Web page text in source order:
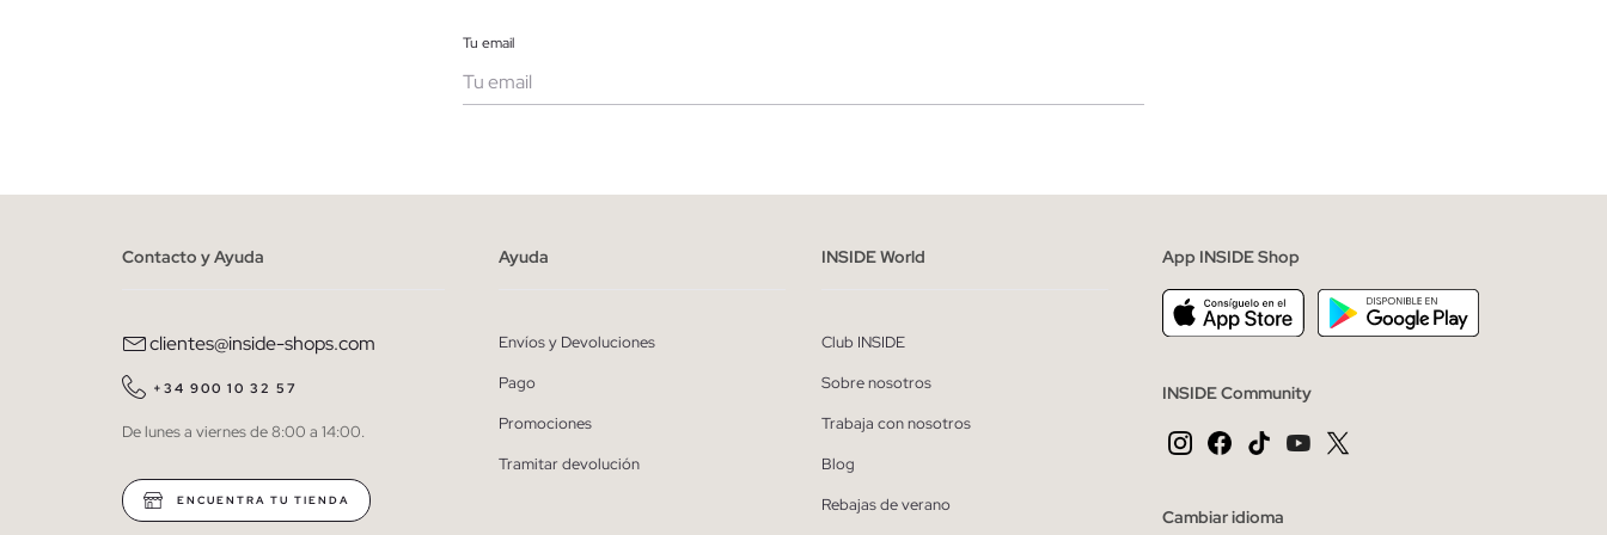
Tu email
* Puedes cancelar la suscripción en cualquier momento.
Contacto y Ayuda
clientes@inside-shops.com
+34 900 10 32 57
De lunes a viernes de 8:00 a 14:00.
ENCUENTRA TU TIENDA
Ayuda
Envíos y Devoluciones
Pago
Promociones
Tramitar devolución
INSIDE World
Club INSIDE
Sobre nosotros
Trabaja con nosotros
Blog
Rebajas de verano
App INSIDE Shop
INSIDE Community
Cambiar idioma